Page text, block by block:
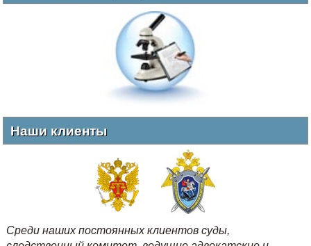
Наши клиенты
Среди наших постоянных клиентов суды,